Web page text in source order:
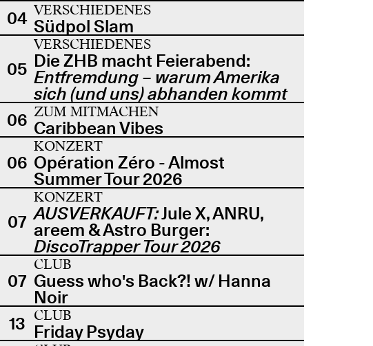
04 VERSCHIEDENES
Südpol Slam
05
VERSCHIEDENES
Die ZHB macht Feierabend:
Entfremdung – warum Amerika
sich (und uns) abhanden kommt
06 ZUM MITMACHEN
Caribbean Vibes
06
KONZERT
Opération Zéro - Almost
Summer Tour 2026
07
KONZERT
AUSVERKAUFT:Jule X, ANRU,
areem & Astro Burger:
DiscoTrapper Tour 2026
07
CLUB
Guess who's Back?! w/ Hanna
Noir
13 CLUB
Friday Psyday